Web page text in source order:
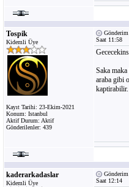
Tospik
Kidemli Üye
Kayıt Tarihi: 23-Ekim-2021
Konum: Istanbul
Aktif Durum: Aktif
Gönderilenler: 439
Gönderim
Saat 11:58
Saka
araba gibi
kaderarkadaslar
Kidemli Üye
Gönderim
Saat 12:14